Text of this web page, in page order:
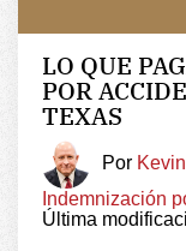
LO QUE
POR
TEXAS
Por
Indemnización
Última